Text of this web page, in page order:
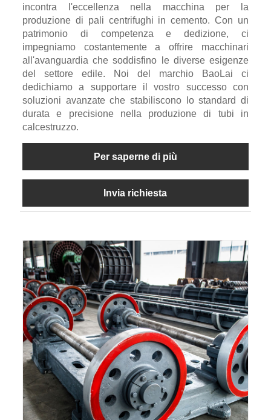
incontra l'eccellenza nella macchina per la
produzione di pali centrifughi in cemento. Con un
patrimonio di competenza e dedizione, ci
impegniamo costantemente a offrire macchinari
all'avanguardia che soddisfino le diverse esigenze
del settore edile. Noi del marchio BaoLai ci
dedichiamo a supportare il vostro successo con
soluzioni avanzate che stabiliscono lo standard di
durata e precisione nella produzione di tubi in
calcestruzzo.
Per saperne di più
Invia richiesta